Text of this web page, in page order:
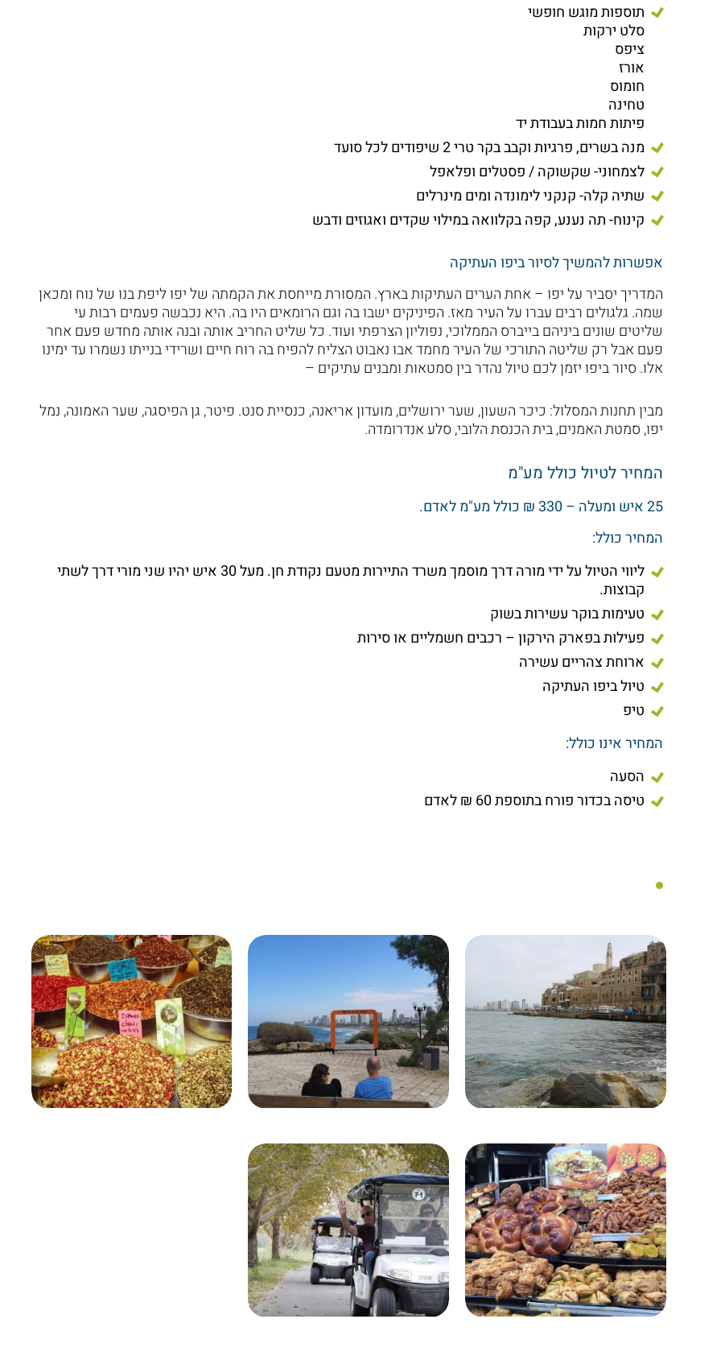
תוספות מוגש חופשי
סלט ירקות
ציפס
אורז
חומוס
טחינה
פיתות חמות בעבודת יד
מנה בשרים, פרגיות וקבב בקר טרי 2 שיפודים לכל סועד
לצמחוני- שקשוקה / פסטלים ופלאפל
שתיה קלה- קנקני לימונדה ומים מינרלים
קינוח- תה נענע, קפה בקלוואה במילוי שקדים ואגוזים ודבש
אפשרות להמשיך לסיור ביפו העתיקה
המדריך יסביר על יפו – אחת הערים העתיקות בארץ. המסורת מייחסת את הקמתה של יפו ליפת בנו של נוח ומכאן
שמה. גלגולים רבים עברו על העיר מאז. הפיניקים ישבו בה וגם הרומאים היו בה. היא נכבשה פעמים רבות עי
שליטים שונים ביניהם בייברס הממלוכי, נפוליון הצרפתי ועוד. כל שליט החריב אותה ובנה אותה מחדש פעם אחר
פעם אבל רק שליטה התורכי של העיר מחמד אבו נאבוט הצליח להפיח בה רוח חיים ושרידי בנייתו נשמרו עד ימינו
אלו. סיור ביפו יזמן לכם טיול נהדר בין סמטאות ומבנים עתיקים –
מבין תחנות המסלול: כיכר השעון, שער ירושלים, מועדון אריאנה, כנסיית סנט. פיטר, גן הפיסגה, שער האמונה, נמל
יפו, סמטת האמנים, בית הכנסת הלובי, סלע אנדרומדה.
המחיר לטיול כולל מע"מ
25 איש ומעלה – 330 ₪ כולל מע"מ לאדם.
המחיר כולל:
ליווי הטיול על ידי מורה דרך מוסמך משרד התיירות מטעם נקודת חן. מעל 30 איש יהיו שני מורי דרך לשתי
קבוצות.
טעימות בוקר עשירות בשוק
פעילות בפארק הירקון – רכבים חשמליים או סירות
ארוחת צהריים עשירה
טיול ביפו העתיקה
טיפ
המחיר אינו כולל:
הסעה
טיסה בכדור פורח בתוספת 60 ₪ לאדם